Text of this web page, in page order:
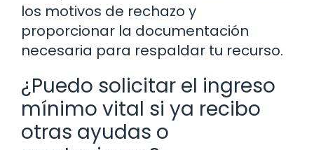
los motivos de rechazo y
proporcionar la documentación
necesaria para respaldar tu recurso.
¿Puedo solicitar el ingreso
mínimo vital si ya recibo
otras ayudas o